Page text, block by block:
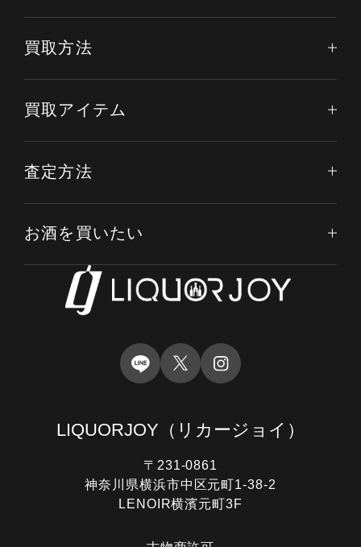
LIQUORJOY （リカージョイ）
〒231-0861
神奈川県横浜市中区元町1-38-2
LENOIR横濱元町3F
買取方法
買取アイテム
査定方法
お酒を買いたい